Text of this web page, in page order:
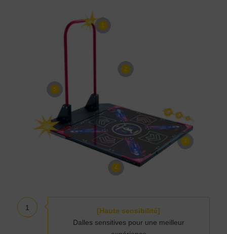
1
2
3
4
5
1
[Haute sensibilité]
Dalles sensitives pour une meilleur